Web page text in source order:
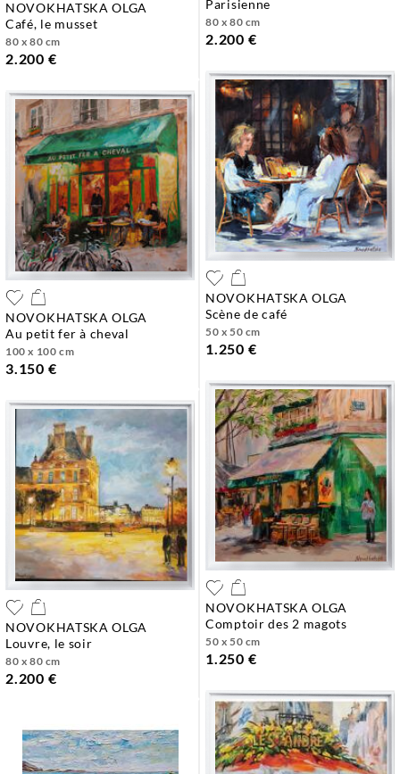
NOVOKHATSKA OLGA
café, le musset
80 x 80 cm
2.200 €
parisienne
80 x 80 cm
2.200 €
NOVOKHATSKA OLGA
au petit fer à cheval
100 x 100 cm
3.150 €
NOVOKHATSKA OLGA
scène de café
50 x 50 cm
1.250 €
NOVOKHATSKA OLGA
louvre, le soir
80 x 80 cm
2.200 €
NOVOKHATSKA OLGA
comptoir des 2 magots
50 x 50 cm
1.250 €